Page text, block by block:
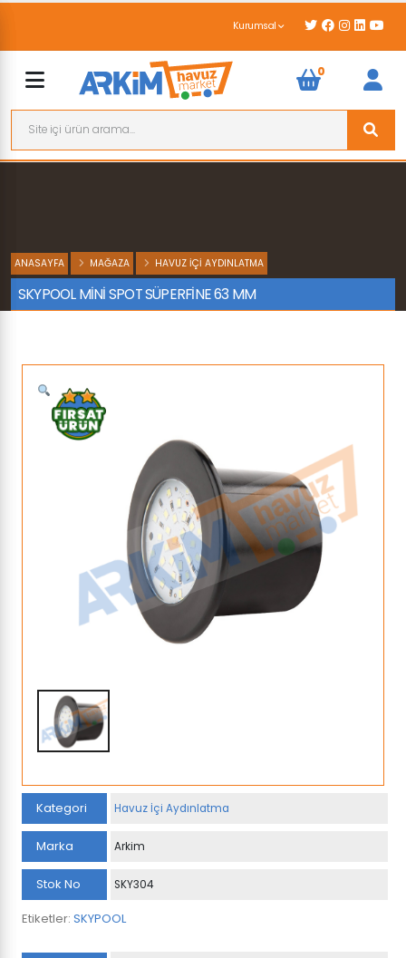
Kurumsal
0
ANASAYFA MAĞAZA HAVUZ İÇI AYDINLATMA
SKYPOOL MİNİ SPOT SÜPERFİNE 63 MM
Kategori Havuz İçi Aydınlatma
Marka Arkim
Stok No SKY304
Etiketler: SKYPOOL